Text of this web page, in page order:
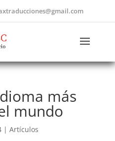
más
mundo
| Artículos